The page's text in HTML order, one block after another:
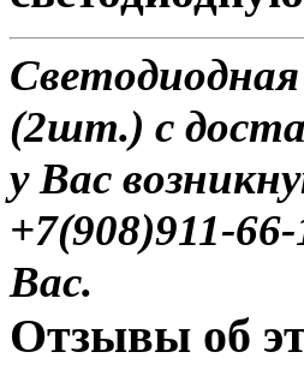
(2шт.) с
у Вас
+7(908)911-
Вас.
Отзывы об